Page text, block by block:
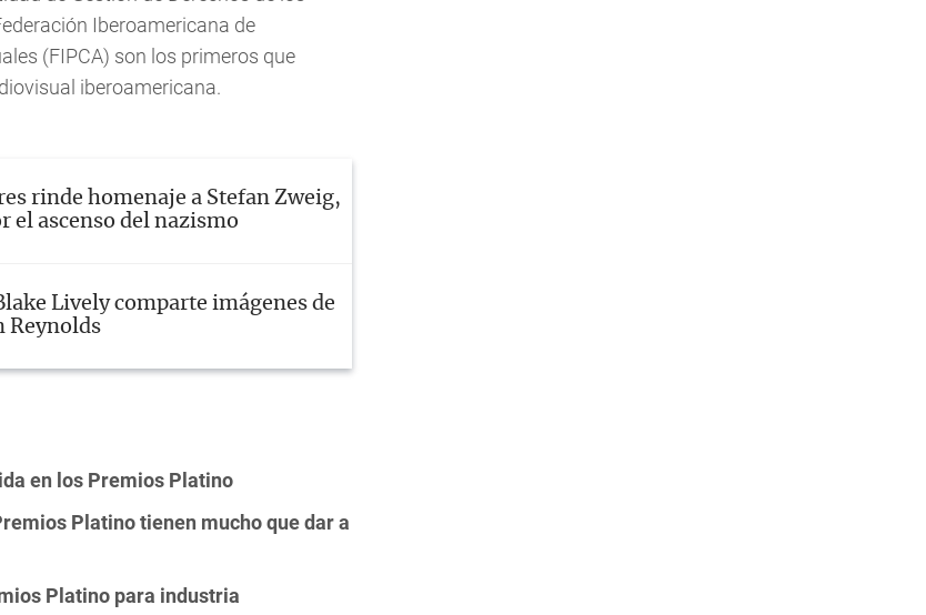
Iberoamericana de
(FIPCA) son los primeros que
iberoamericana.
rinde homenaje a Stefan Zweig,
el ascenso del nazismo
Lively comparte imágenes de
Reynolds
en los Premios Platino
Platino tienen mucho que dar a
Platino para industria